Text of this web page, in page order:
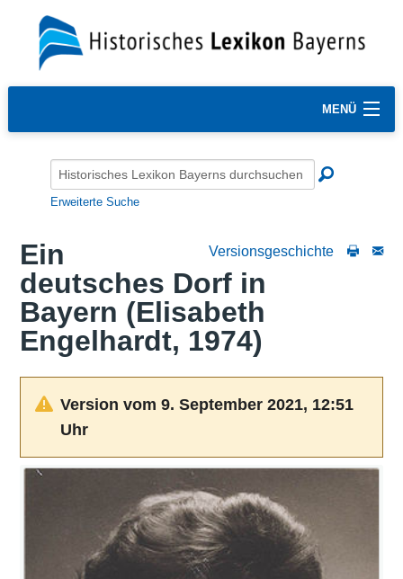
MENÜ
Erweiterte Suche
Versionsgeschichte
Ein
deutsches Dorf in
Bayern (Elisabeth
Engelhardt, 1974)
Version vom 9. September 2021, 12:51
Uhr